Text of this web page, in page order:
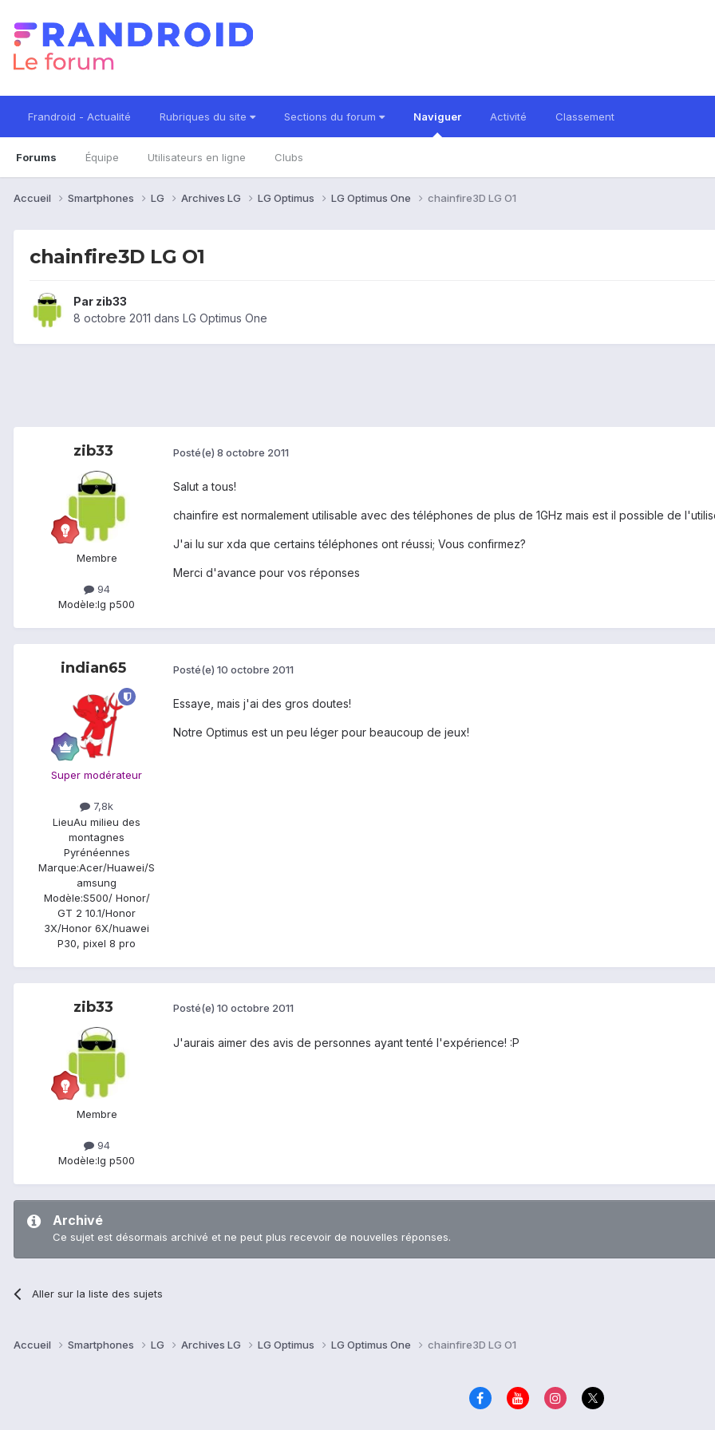
Frandroid - Actualité Rubriques du site Sections du forum Naviguer
Forums Équipe Utilisateurs en ligne Clubs
Activité Classement
Accueil Smartphones LG Archives LG LG Optimus LG Optimus One chainfire3D LG O1
chainfire3D LG O1
Par zib33
8 octobre 2011 dans LG Optimus One
zib33
Membre
94
Modèle:lg p500
Posté(e) 8 octobre 2011
Salut a tous!
chainfire est normalement utilisable avec des téléphones de plus de 1GHz mais est il possible de
J'ai lu sur xda que certains téléphones ont réussi; Vous confirmez?
Merci d'avance pour vos réponses
indian65
Super modérateur
7,8k
LieuAu milieu des
montagnes
Pyrénéennes
Marque:Acer/Huawei/S
amsung
Modèle:S500/ Honor/
GT 2 10.1/Honor
3X/Honor 6X/huawei
P30, pixel 8 pro
Posté(e) 10 octobre 2011
Essaye, mais j'ai des gros doutes!
Notre Optimus est un peu léger pour beaucoup de jeux!
zib33
Membre
94
Modèle:lg p500
Posté(e) 10 octobre 2011
J'aurais aimer des avis de personnes ayant tenté l'expérience! :P
Archivé
Ce sujet est désormais archivé et ne peut plus recevoir de nouvelles réponses.
Aller sur la liste des sujets
Accueil Smartphones LG Archives LG LG Optimus LG Optimus One chainfire3D LG O1